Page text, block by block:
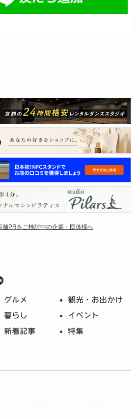
舗PRをご検討中の企業・団体様へ
グルメ 観光・お出かけ
暮らし イベント
新着記事 特集